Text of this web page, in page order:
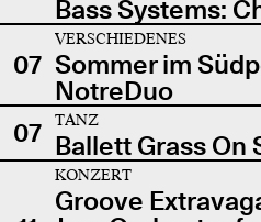
Bass Systems:
07
VERSCHIEDENES
Sommer im
NotreDuo
07
TANZ
Ballett Grass On
KONZERT
Groove